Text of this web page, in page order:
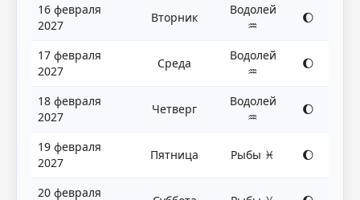
16 февраля
2027
Вторник
Водолей
♒
🌔
17 февраля
2027
Среда
Водолей
♒
🌔
18 февраля
2027
Четверг
Водолей
♒
🌔
19 февраля
2027
Пятница Рыбы ♓ 🌔
20 февраля